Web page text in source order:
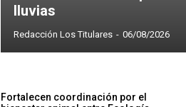
lluvias
Redacción Los Titulares - 06/08/2026
Fortalecen coordinación por el